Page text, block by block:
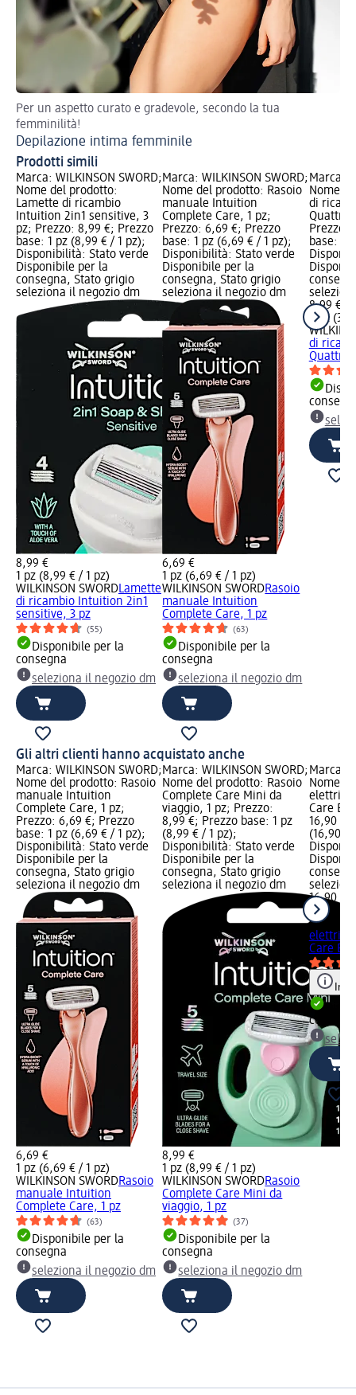
Per un aspetto curato e gradevole, secondo la tua
femminilità!
Depilazione intima femminile
Prodotti simili
Marca: WILKINSON SWORD;
Nome del prodotto:
Lamette di ricambio
Intuition 2in1 sensitive, 3
pz; Prezzo: 8,99 €; Prezzo
base: 1 pz (8,99 € / 1 pz);
Disponibilità: Stato verde
Disponibile per la
consegna, Stato grigio
seleziona il negozio dm
8,99 €
1 pz (8,99 € / 1 pz)
WILKINSON SWORDLamette
di ricambio Intuition 2in1
sensitive, 3 pz
(55)
Disponibile per la
consegna
seleziona il negozio dm
Marca: WILKINSON SWORD;
Nome del prodotto: Rasoio
manuale Intuition
Complete Care, 1 pz;
Prezzo: 6,69 €; Prezzo
base: 1 pz (6,69 € / 1 pz);
Disponibilità: Stato verde
Disponibile per la
consegna, Stato grigio
seleziona il negozio dm
6,69 €
1 pz (6,69 € / 1 pz)
WILKINSON SWORDRasoio
manuale Intuition
Complete Care, 1 pz
(63)
Disponibile per la
consegna
seleziona il negozio dm
Marca:
Nome
di
Quattro
Prezzo:
base: 3
8,99 €
3 pz
di
Quattro
Gli altri clienti hanno acquistato anche
Marca: WILKINSON SWORD;
Nome del prodotto: Rasoio
manuale Intuition
Complete Care, 1 pz;
Prezzo: 6,69 €; Prezzo
base: 1 pz (6,69 € / 1 pz);
Disponibilità: Stato verde
Disponibile per la
consegna, Stato grigio
seleziona il negozio dm
6,69 €
1 pz (6,69 € / 1 pz)
WILKINSON SWORDRasoio
manuale Intuition
Complete Care, 1 pz
(63)
Disponibile per la
consegna
seleziona il negozio dm
Marca: WILKINSON SWORD;
Nome del prodotto: Rasoio
Complete Care Mini da
viaggio, 1 pz; Prezzo:
8,99 €; Prezzo base: 1 pz
(8,99 € / 1 pz);
Disponibilità: Stato verde
Disponibile per la
consegna, Stato grigio
seleziona il negozio dm
8,99 €
1 pz (8,99 € / 1 pz)
WILKINSON SWORDRasoio
Complete Care Mini da
viaggio, 1 pz
(37)
Disponibile per la
consegna
seleziona il negozio dm
Marca:
Nome
elettrico
Care
16,90 €;
(16,90 €
16,90 €
1 pz
elettrico
Care